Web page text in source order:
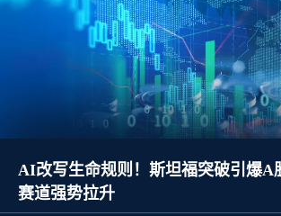
AI改写生命规则！斯坦福突破引爆A
赛道强势拉升